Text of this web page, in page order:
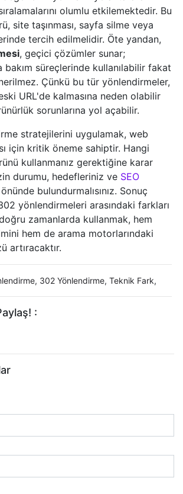
olumlu etkilemektedir. Bu
site taşınması, sayfa silme veya
tercih edilmelidir. Öte yandan,
, geçici çözümler sunar;
bakım süreçlerinde kullanılabilir fakat
Çünkü bu tür yönlendirmeler,
URL'de kalmasına neden olabilir
sorunlarına yol açabilir.
stratejilerini uygulamak, web
için kritik öneme sahiptir. Hangi
kullanmanız gerektiğine karar
durumu, hedefleriniz ve SEO
bulundurmalısınız. Sonuç
yönlendirmeleri arasındaki farkları
zamanlarda kullanmak, hem
hem de arama motorlarındaki
artıracaktır.
, 302 Yönlendirme, Teknik Fark,
: